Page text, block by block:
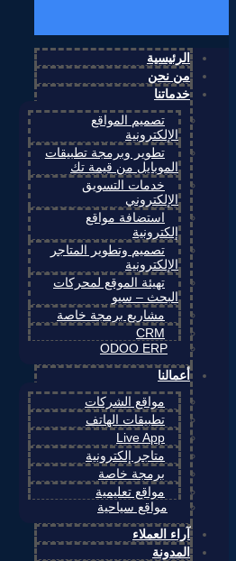
الرئيسية
من نحن
خدماتنا
تصميم المواقع
الإلكترونية
تطوير وبرمجة تطبيقات
الموبايل من قيمة تك
خدمات التسويق
الإلكتروني
استضافة مواقع
إلكترونية
تصميم وتطوير المتاجر
الإلكترونية
تهيئة الموقع لمحركات
البحث – سيو
مشاريع برمجة خاصة
CRM
ODOO ERP
أعمالنا
مواقع الشركات
تطبيقات الهاتف
Live App
متاجر إلكترونية
برمجة خاصة
مواقع تعليمية
مواقع سياحية
آراء العملاء
المدونة